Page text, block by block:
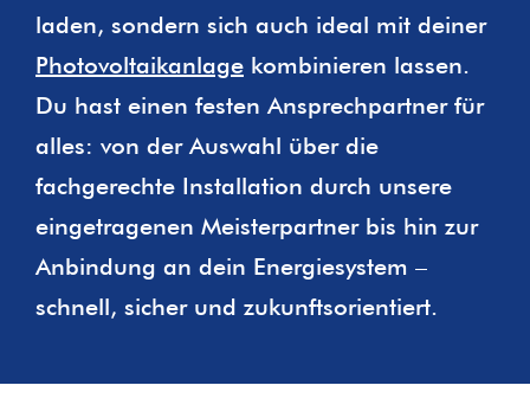
laden, sondern sich auch ideal mit deiner
Photovoltaikanlagekombinieren lassen.
Du hast einen festen Ansprechpartner für
alles: von der Auswahl über die
fachgerechte Installation durch unsere
eingetragenen Meisterpartner bis hin zur
Anbindung an dein Energiesystem –
schnell, sicher und zukunftsorientiert.